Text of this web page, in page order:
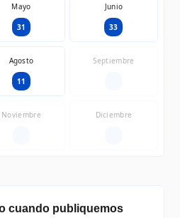
Mayo
31
Junio
33
Agosto
11
Septiembre
Noviembre Diciembre
cuando publiquemos